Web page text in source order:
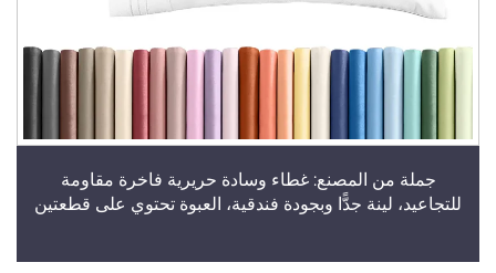
جملة من المصنع: غطاء وسادة حريرية فاخرة مقاومة
للتجاعيد، لينة جدًّا وبجودة فندقية، العبوة تحتوي على قطعتين